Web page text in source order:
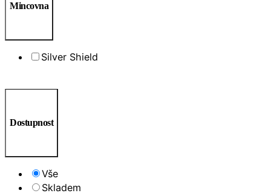
Mincovna
Silver Shield
Dostupnost
Vše
Skladem